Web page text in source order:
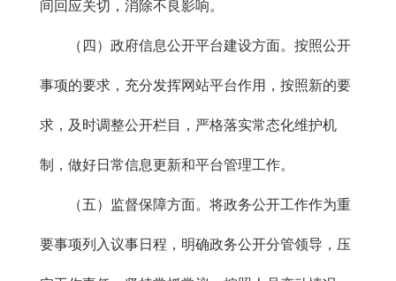
间回应关切，消除不良影响。
（四）政府信息公开平台建设方面。按照公开
事项的要求，充分发挥网站平台作用，按照新的要
求，及时调整公开栏目，严格落实常态化维护机
制，做好日常信息更新和平台管理工作。
（五）监督保障方面。将政务公开工作作为重
要事项列入议事日程，明确政务公开分管领导，压